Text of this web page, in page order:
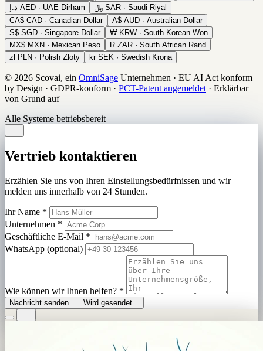
د.إ AED · UAE Dirham ﷼ SAR · Saudi Riyal
CA$ CAD · Canadian Dollar A$ AUD · Australian Dollar
S$ SGD · Singapore Dollar ₩ KRW · South Korean Won
MX$ MXN · Mexican Peso R ZAR · South African Rand
zł PLN · Polish Zloty kr SEK · Swedish Krona
© 2026 Scovai, ein OmniSage Unternehmen · EU AI Act konform
by Design · GDPR-konform · PCT-Patent angemeldet · Erklärbar
von Grund auf
Alle Systeme betriebsbereit
Vertrieb kontaktieren
Erzählen Sie uns von Ihren Einstellungsbedürfnissen und wir
melden uns innerhalb von 24 Stunden.
Ihr Name *
Unternehmen *
Geschäftliche E-Mail *
WhatsApp (optional)
Wie können wir Ihnen helfen? *
Nachricht senden Wird gesendet...